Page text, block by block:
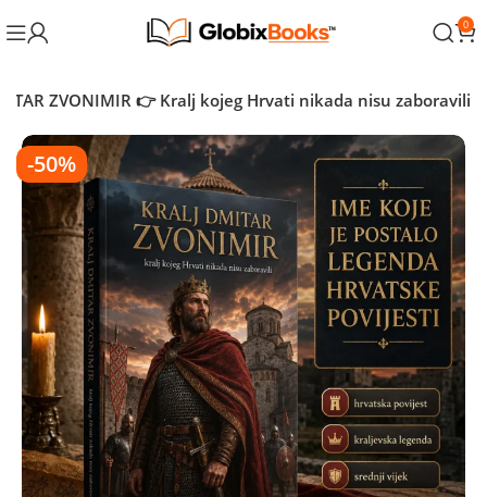
0
ZVONIMIR 👉 Kralj kojeg Hrvati nikada nisu zaboravili
-50%